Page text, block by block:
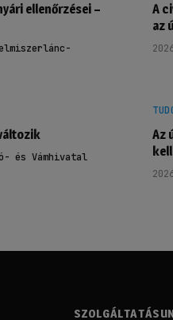
ellenőrzései –
A
az
és Vámhivatal
Az